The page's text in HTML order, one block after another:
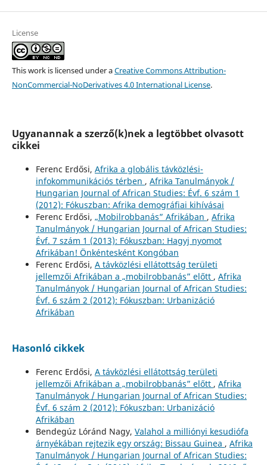
License
This work is licensed under aCreative Commons Attribution-
NonCommercial-NoDerivatives 4.0 International License.
Ugyanannak a szerző(k)nek a legtöbbet olvasott
cikkei
Ferenc Erdősi, Afrika a globális távközlési-
infokommunikációs térben , Afrika Tanulmányok /
Hungarian Journal of African Studies: Évf. 6 szám 1
(2012): Fókuszban: Afrika demográfiai kihívásai
Ferenc Erdősi, „Mobilrobbanás” Afrikában , Afrika
Tanulmányok / Hungarian Journal of African Studies:
Évf. 7 szám 1 (2013): Fókuszban: Hagyj nyomot
Afrikában! Önkéntesként Kongóban
Ferenc Erdősi, A távközlési ellátottság területi
jellemzői Afrikában a „mobilrobbanás” előtt , Afrika
Tanulmányok / Hungarian Journal of African Studies:
Évf. 6 szám 2 (2012): Fókuszban: Urbanizáció
Afrikában
Hasonló cikkek
Ferenc Erdősi, A távközlési ellátottság területi
jellemzői Afrikában a „mobilrobbanás” előtt , Afrika
Tanulmányok / Hungarian Journal of African Studies:
Évf. 6 szám 2 (2012): Fókuszban: Urbanizáció
Afrikában
Bendegúz Lóránd Nagy, Valahol a milliónyi kesudiófa
árnyékában rejtezik egy ország: Bissau Guinea , Afrika
Tanulmányok / Hungarian Journal of African Studies: